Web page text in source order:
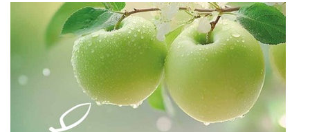
ИНФРАКРАСНЫЕ ЛАМПЫ
ИСТОЧНИКИ СВЕТА
КАБЕЛЕНЕСУЩИЕ СИСТЕМЫ
КАБЕЛЬ
и ЭРА!